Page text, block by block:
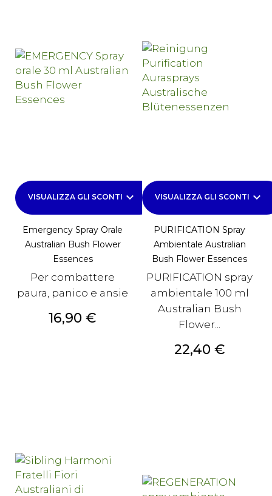
VISUALIZZA GLI SCONTI keyboard_arrow_down
Emergency Spray Orale
Australian Bush Flower
Essences
Per combattere
paura, panico e ansie
Prezzo
16,90 €
VISUALIZZA GLI SCONTI keyboard_arrow_down
PURIFICATION Spray
Ambientale Australian
Bush Flower Essences
PURIFICATION spray
ambientale 100 ml
Australian Bush
Flower...
Prezzo
22,40 €